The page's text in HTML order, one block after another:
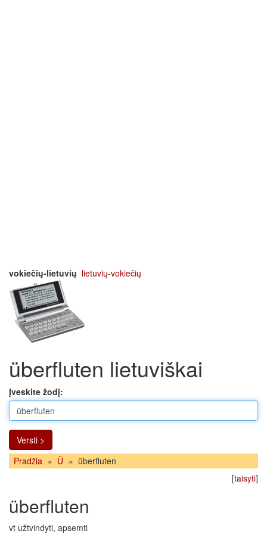
vokiečių-lietuvių lietuvių-vokiečių
überfluten lietuviškai
Įveskite žodį:
Versti >
Pradžia » Ü » überfluten
[taisyti]
überfluten
vt užtvindyti, apsemti